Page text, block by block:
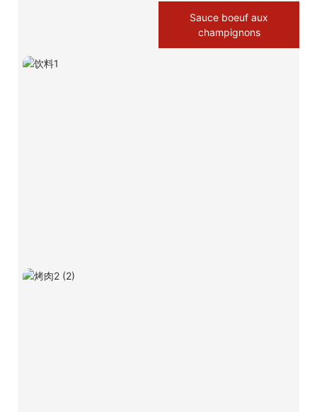
Sauce boeuf aux
champignons